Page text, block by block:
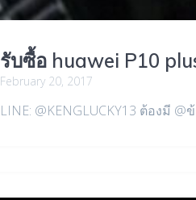
รับซื้อ huawei P10
February 20, 2017
LINE: @KENGLUCKY13 ต้องมี @